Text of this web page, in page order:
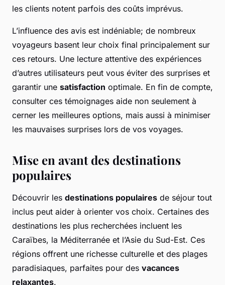
les clients notent parfois des coûts imprévus.
L’influence des avis est indéniable; de nombreux
voyageurs basent leur choix final principalement sur
ces retours. Une lecture attentive des expériences
d’autres utilisateurs peut vous éviter des surprises et
garantir une satisfaction optimale. En fin de compte,
consulter ces témoignages aide non seulement à
cerner les meilleures options, mais aussi à minimiser
les mauvaises surprises lors de vos voyages.
Mise en avant des destinations
populaires
Découvrir les destinations populaires de séjour tout
inclus peut aider à orienter vos choix. Certaines des
destinations les plus recherchées incluent les
Caraïbes, la Méditerranée et l’Asie du Sud-Est. Ces
régions offrent une richesse culturelle et des plages
paradisiaques, parfaites pour des vacances
relaxantes.